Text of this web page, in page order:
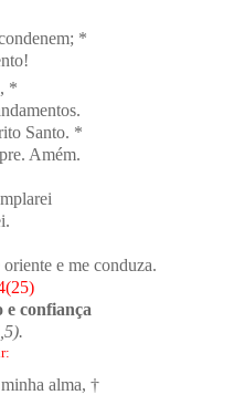
*
*
Santo. *
Amém.
e me conduza.
e confiança
alma, †